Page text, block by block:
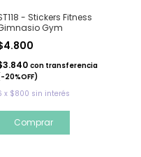
- Stickers Fitness
Gym
con transferencia
20%OFF)
x $800 sin interés